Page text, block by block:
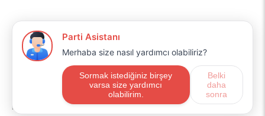
Profilim
Profilim
Sipariş Geçmişim
Alışveriş Listem
Mail Aboneliği